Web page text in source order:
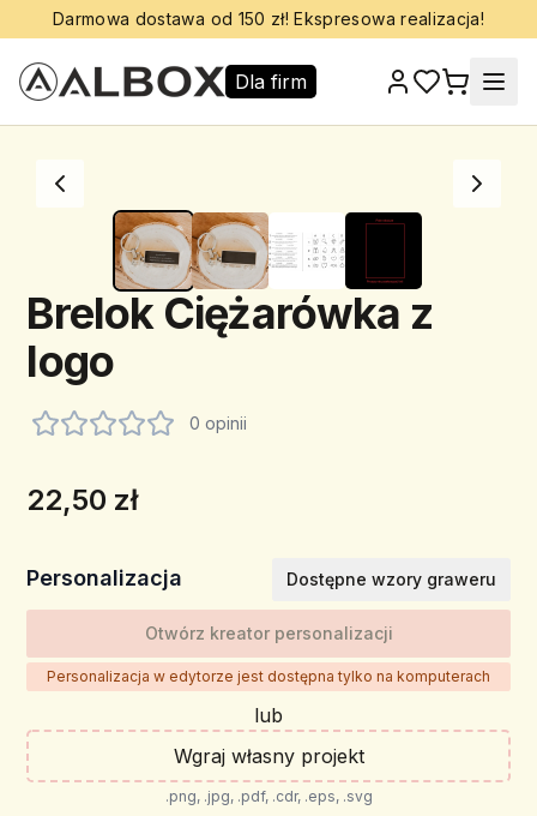
Darmowa dostawa od 150 zł! Ekspresowa realizacja!
Dla firm
Brelok Ciężarówka z
logo
0 opinii
22,50 zł
Personalizacja Dostępne wzory graweru
Otwórz kreator personalizacji
Personalizacja w edytorze jest dostępna tylko na komputerach
lub
Wgraj własny projekt
.png, .jpg, .pdf, .cdr, .eps, .svg